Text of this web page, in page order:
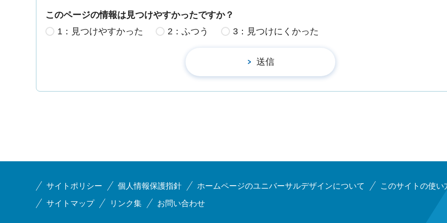
このページの情報は見つけやすかったですか？
1：見つけやすかった
2：ふつう 3：見つけにくかった
サイトポリシー 個人情報保護指針 ホームページのユニバーサルデザインについて このサイトの使い
サイトマップ リンク集 お問い合わせ